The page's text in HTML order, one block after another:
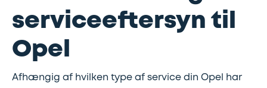
serviceeftersyn til
Opel
Afhængig af hvilken type af service din Opel har